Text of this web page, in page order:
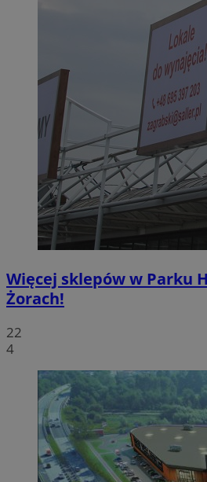
Więcej sklepów w Parku
Żorach!
22
4